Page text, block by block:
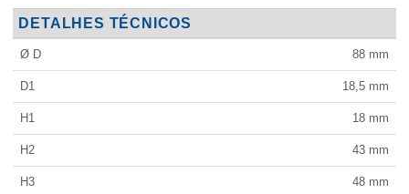
DETALHES TÉCNICOS
Ø D 88 mm
D1 18,5 mm
H1 18 mm
H2 43 mm
H3 48 mm